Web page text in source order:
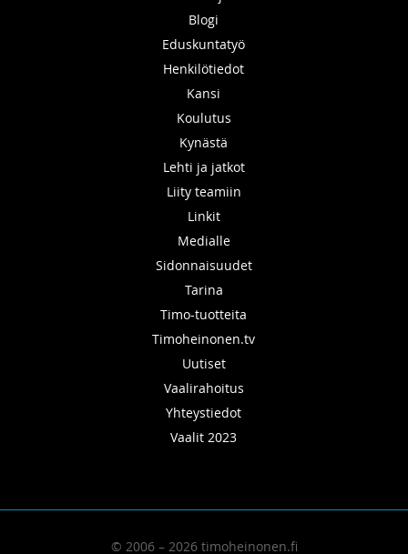
Blogi
Eduskuntatyö
Henkilötiedot
Kansi
Koulutus
Kynästä
Lehti ja jatkot
Liity teamiin
Linkit
Medialle
Sidonnaisuudet
Tarina
Timo-tuotteita
Timoheinonen.tv
Uutiset
Vaalirahoitus
Yhteystiedot
Vaalit 2023
© 2006 – 2026 timoheinonen.fi